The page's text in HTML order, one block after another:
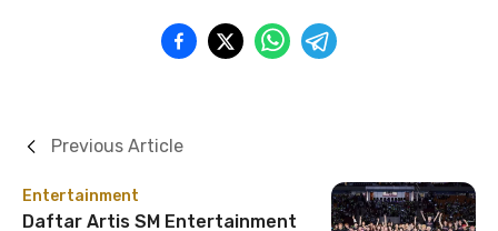
Entertainment
Daftar Artis SM Entertainment
Previous Article